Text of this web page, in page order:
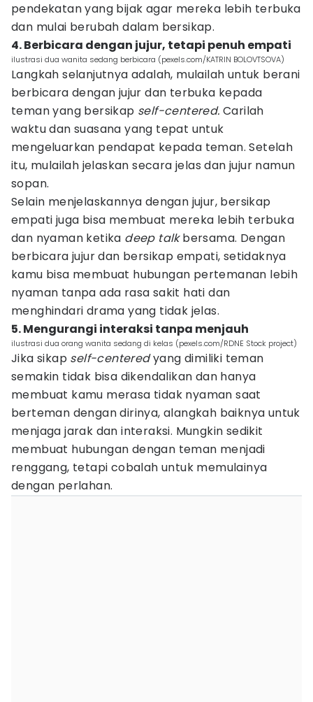
pendekatan yang bijak agar mereka lebih terbuka
dan mulai berubah dalam bersikap.
4. Berbicara dengan jujur, tetapi penuh empati
ilustrasi dua wanita sedang berbicara (pexels.com/KATRIN BOLOVTSOVA)
Langkah selanjutnya adalah, mulailah untuk berani
berbicara dengan jujur dan terbuka kepada
teman yang bersikap self-centered. Carilah
waktu dan suasana yang tepat untuk
mengeluarkan pendapat kepada teman. Setelah
itu, mulailah jelaskan secara jelas dan jujur namun
sopan.
Selain menjelaskannya dengan jujur, bersikap
empati juga bisa membuat mereka lebih terbuka
dan nyaman ketika deep talkbersama. Dengan
berbicara jujur dan bersikap empati, setidaknya
kamu bisa membuat hubungan pertemanan lebih
nyaman tanpa ada rasa sakit hati dan
menghindari drama yang tidak jelas.
5. Mengurangi interaksi tanpa menjauh
ilustrasi dua orang wanita sedang di kelas (pexels.com/RDNE Stock project)
Jika sikap self-centeredyang dimiliki teman
semakin tidak bisa dikendalikan dan hanya
membuat kamu merasa tidak nyaman saat
berteman dengan dirinya, alangkah baiknya untuk
menjaga jarak dan interaksi. Mungkin sedikit
membuat hubungan dengan teman menjadi
renggang, tetapi cobalah untuk memulainya
dengan perlahan.